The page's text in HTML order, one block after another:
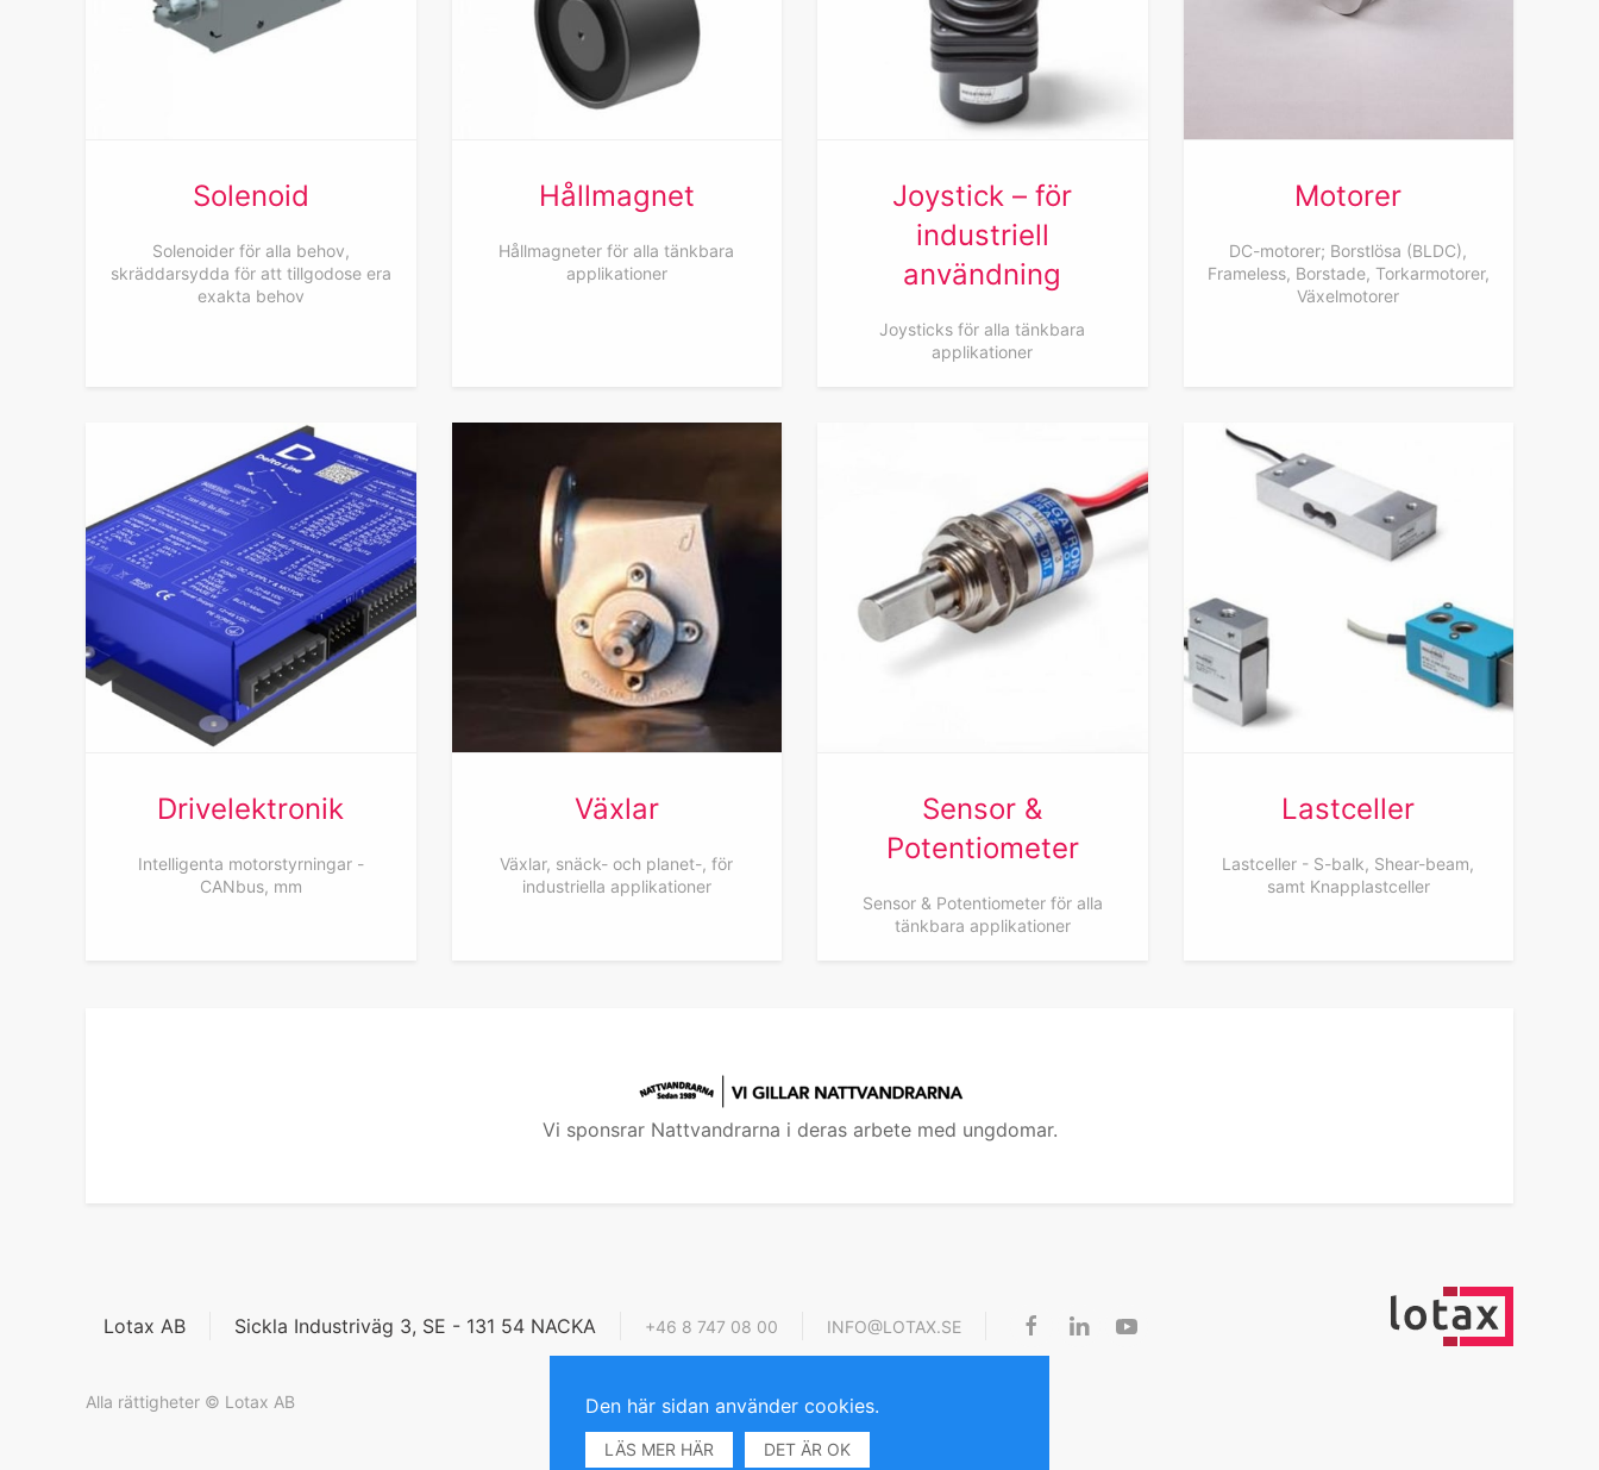
Solenoid
Solenoider för alla behov,
skräddarsydda för att tillgodose era
exakta behov
Hållmagnet
Hållmagneter för alla tänkbara
applikationer
Joystick – för
industriell
användning
Joysticks för alla tänkbara
applikationer
Motorer
DC-motorer; Borstlösa (BLDC),
Frameless, Borstade, Torkarmotorer,
Växelmotorer
Drivelektronik
Intelligenta motorstyrningar -
CANbus, mm
Växlar
Växlar, snäck- och planet-, för
industriella applikationer
Sensor &
Potentiometer
Sensor & Potentiometer för alla
tänkbara applikationer
Lastceller
Lastceller - S-balk, Shear-beam,
samt Knapplastceller
Vi sponsrar Nattvandrarna i deras arbete med ungdomar.
Lotax AB Sickla Industriväg 3, SE - 131 54 NACKA +46 8 747 08 00 INFO@LOTAX.SE
Alla rättigheter © Lotax AB Den här sidan använder cookies.
LÄS MER HÄR DET ÄR OK